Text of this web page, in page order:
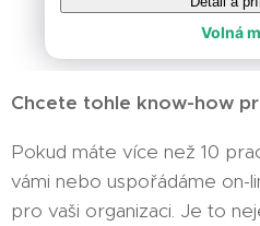
Chcete tohle know-how
Pokud máte více než 10
vámi nebo uspořádáme on-
pro vaši organizaci. Je to